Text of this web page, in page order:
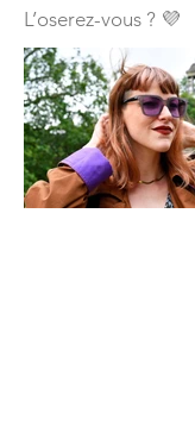
L’oserez-vous ? 💜